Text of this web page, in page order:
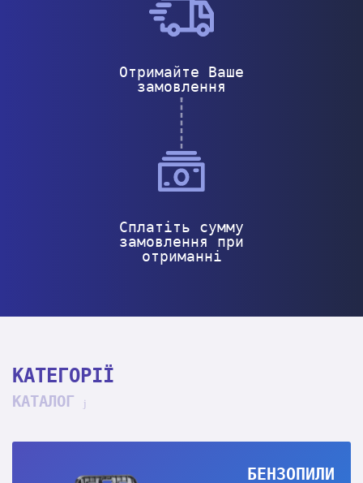
Отримайте Ваше
замовлення
Сплатіть сумму
замовлення при
отриманні
КАТЕГОРІЇ
КАТАЛОГ
БЕНЗОПИЛИ